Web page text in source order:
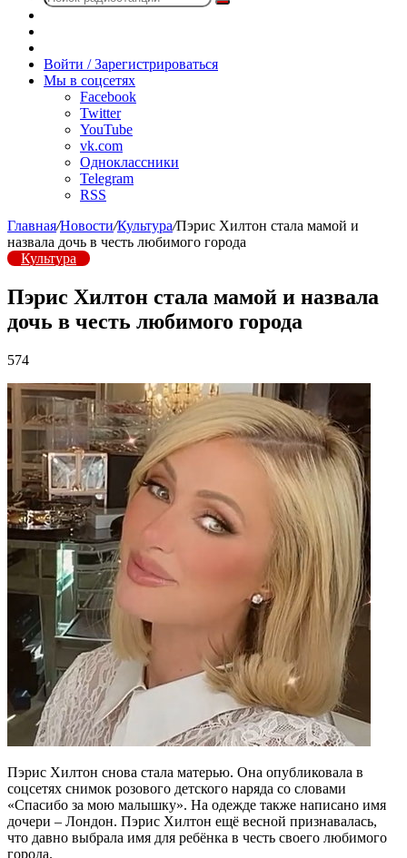
Поиск
радио
Войти / Зарегистрироваться
Мы в соцсетях
Facebook
Twitter
YouTube
vk.com
Одноклассники
Telegram
RSS
Главная/Новости/Культура/Пэрис Хилтон стала мамой и
назвала дочь в честь любимого города
Культура
Пэрис Хилтон стала мамой и назвала
дочь в честь любимого города
574
Пэрис Хилтон снова стала матерью. Она опубликовала в
соцсетях снимок розового детского наряда со словами
«Спасибо за мою малышку». На одежде также написано имя
дочери – Лондон. Пэрис Хилтон ещё весной признавалась,
что давно выбрала имя для ребёнка в честь своего любимого
города.